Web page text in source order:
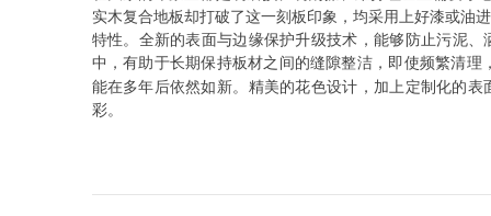
实木复合地板却打破了这一刻板印象，均采用上好漆或油进行
特性。全新的表面与边缘保护升级技术，能够防止污
中，有助于长期保持板材之间的缝隙整洁，即使频繁清理
能在多年后依然如新。精美的花色设计，加上定制化的表
彩。